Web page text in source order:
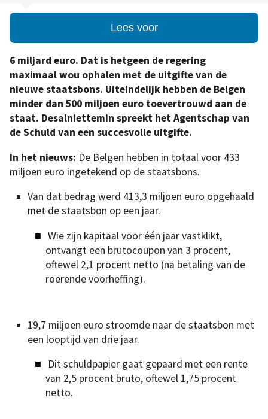
Lees voor
6 miljard euro. Dat is hetgeen de regering
maximaal wou ophalen met de uitgifte van de
nieuwe staatsbons. Uiteindelijk hebben de Belgen
minder dan 500 miljoen euro toevertrouwd aan de
staat. Desalniettemin spreekt het Agentschap van
de Schuld van een succesvolle uitgifte.
In het nieuws: De Belgen hebben in totaal voor 433
miljoen euro ingetekend op de staatsbons.
Van dat bedrag werd 413,3 miljoen euro opgehaald
met de staatsbon op een jaar.
Wie zijn kapitaal voor één jaar vastklikt,
ontvangt een brutocoupon van 3 procent,
oftewel 2,1 procent netto (na betaling van de
roerende voorheffing).
19,7 miljoen euro stroomde naar de staatsbon met
een looptijd van drie jaar.
Dit schuldpapier gaat gepaard met een rente
van 2,5 procent bruto, oftewel 1,75 procent
netto.